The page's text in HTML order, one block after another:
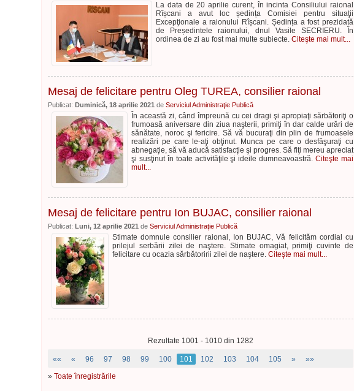
La data de 20 aprilie curent, în incinta Consiliului raional
Rîșcani a avut loc ședința Comisiei pentru situaţii
Excepţionale a raionului Rîșcani. Ședința a fost prezidată
de Președintele raionului, dnul Vasile SECRIERU. În
ordinea de zi au fost mai multe subiecte. Citeşte mai mult...
Mesaj de felicitare pentru Oleg TUREA, consilier raional
Publicat: Duminică, 18 aprilie 2021 de Serviciul Administraţie Publică
În această zi, când împreună cu cei dragi şi apropiaţi sărbătoriţi o
frumoasă aniversare din ziua naşterii, primiţi în dar calde urări de
sănătate, noroc şi fericire. Să vă bucuraţi din plin de frumoasele
realizări pe care le-aţi obţinut. Munca pe care o desfăşuraţi cu
abnegaţie, să vă aducă satisfacţie şi progres. Să fiţi mereu apreciat
şi susţinut în toate activităţile şi ideile dumneavoastră.Citeşte mai
mult...
Mesaj de felicitare pentru Ion BUJAC, consilier raional
Publicat: Luni, 12 aprilie 2021 de Serviciul Administraţie Publică
Stimate domnule consilier raional, Ion BUJAC, Vă felicităm cordial cu
prilejul serbării zilei de naştere. Stimate omagiat, primiţi cuvinte de
felicitare cu ocazia sărbătoririi zilei de naştere. Citeşte mai mult...
Rezultate 1001 - 1010 din 1282
«« « 96 97 98 99 100 101 102 103 104 105 »
»»
» Toate înregistrările